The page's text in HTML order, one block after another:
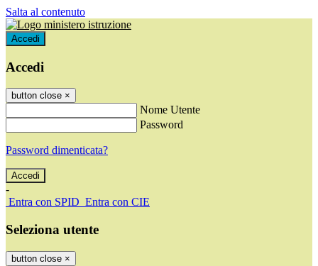
Salta al contenuto
Accedi
Accedi
button close ×
Nome Utente
Password
Password dimenticata?
-
Entra con SPID Entra con CIE
Seleziona utente
button close ×